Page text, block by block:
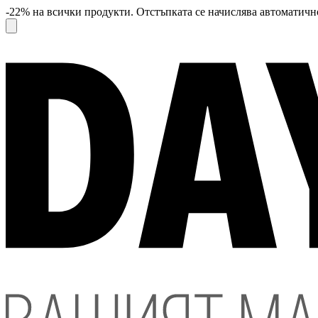
-22% на всички продукти. Отстъпката се начислява